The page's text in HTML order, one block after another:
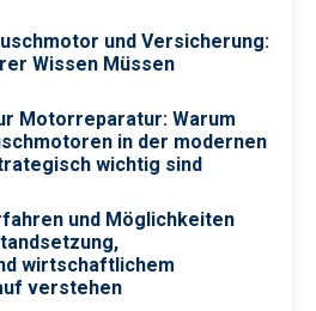
und Versicherung:
Wissen Müssen
Motorreparatur: Warum
in der modernen
wichtig sind
und Möglichkeiten
wirtschaftlichem
verstehen